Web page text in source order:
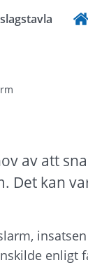
av att
Det kan
enligt